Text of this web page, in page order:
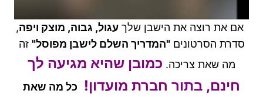
אם את רוצה את הישבן שלך עגול, גבוה, מוצק ויפה,
סדרת הסרטונים"המדריך השלם לישבן מפוסל" זה
מה שאת צריכה. כמובן שהיא מגיעה לך
חינם, בתור חברת מועדון!
כל מה שאת